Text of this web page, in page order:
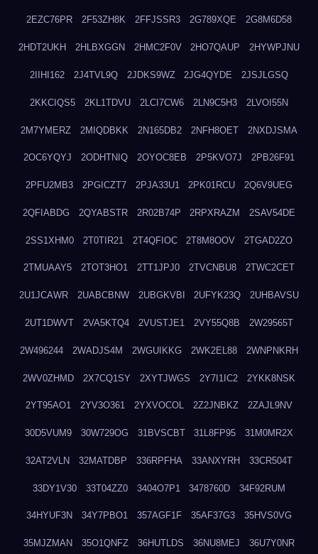
2EZC76PR 2F53ZH8K 2FFJSSR3 2G789XQE 2G8M6D58
2HDT2UKH 2HLBXGGN 2HMC2F0V 2HO7QAUP 2HYWPJNU
2IIHI162 2J4TVL9Q 2JDKS9WZ 2JG4QYDE 2JSJLGSQ
2KKCIQS5 2KL1TDVU 2LCI7CW6 2LN9C5H3 2LVOI55N
2M7YMERZ 2MIQDBKK 2N165DB2 2NFH8OET 2NXDJSMA
2OC6YQYJ 2ODHTNIQ 2OYOC8EB 2P5KVO7J 2PB26F91
2PFU2MB3 2PGICZT7 2PJA33U1 2PK01RCU 2Q6V9UEG
2QFIABDG 2QYABSTR 2R02B74P 2RPXRAZM 2SAV54DE
2SS1XHM0 2T0TIR21 2T4QFIOC 2T8M8OOV 2TGAD2ZO
2TMUAAY5 2TOT3HO1 2TT1JPJ0 2TVCNBU8 2TWC2CET
2U1JCAWR 2UABCBNW 2UBGKVBI 2UFYK23Q 2UHBAVSU
2UT1DWVT 2VA5KTQ4 2VUSTJE1 2VY55Q8B 2W29565T
2W496244 2WADJS4M 2WGUIKKG 2WK2EL88 2WNPNKRH
2WV0ZHMD 2X7CQ1SY 2XYTJWGS 2Y7I1IC2 2YKK8NSK
2YT95AO1 2YV3O361 2YXVOCOL 2Z2JNBKZ 2ZAJL9NV
30D5VUM9 30W729OG 31BVSCBT 31L8FP95 31M0MR2X
32AT2VLN 32MATDBP 336RPFHA 33ANXYRH 33CR504T
33DY1V30 33T04ZZ0 3404O7P1 3478760D 34F92RUM
34HYUF3N 34Y7PBO1 357AGF1F 35AF37G3 35HVS0VG
35MJZMAN 35O1QNFZ 36HUTLDS 36NU8MEJ 36U7Y0NR